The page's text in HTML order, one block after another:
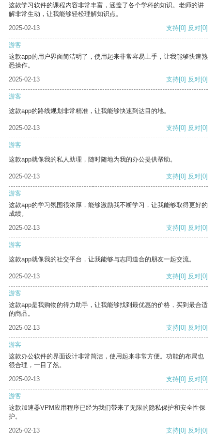
这款学习软件的课程内容非常丰富，涵盖了各个学科的知识。老师的讲
解非常生动，让我能够轻松理解知识点。
2025-02-13
支持[0] 反对[0]
游客
这款app的用户界面简洁明了，使用起来非常容易上手，让我能够快速熟
悉操作。
2025-02-13
支持[0] 反对[0]
游客
这款app的路线规划非常精准，让我能够快速到达目的地。
2025-02-13 支持[0] 反对[0]
游客
这款app就像我的私人助理，随时随地为我的办公提供帮助。
2025-02-13 支持[0] 反对[0]
游客
这款app的学习氛围很浓厚，能够激励我不断学习，让我能够取得更好的
成绩。
2025-02-13
支持[0] 反对[0]
游客
这款app就像我的社交平台，让我能够与志同道合的朋友一起交流。
2025-02-13 支持[0] 反对[0]
游客
这款app是我购物的得力助手，让我能够找到最优惠的价格，买到最合适
的商品。
2025-02-13
支持[0] 反对[0]
游客
这款办公软件的界面设计非常简洁，使用起来非常方便。功能的布局也
很合理，一目了然。
2025-02-13
支持[0] 反对[0]
游客
这款加速器VPM应用程序已经为我们带来了无限的隐私保护和安全性保
护。
2025-02-13
支持[0] 反对[0]